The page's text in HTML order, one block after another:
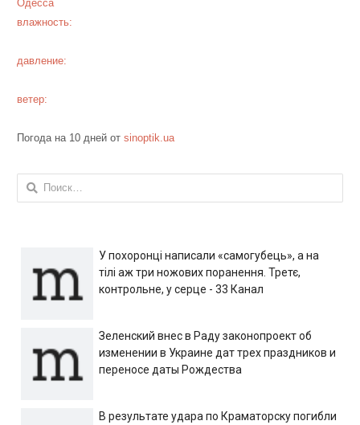
Одесса
влажность:
давление:
ветер:
Погода на 10 дней от sinoptik.ua
Найти:
У похоронці написали «самогубець», а на
тілі аж три ножових поранення. Третє,
контрольне, у серце - 33 Канал
Зеленский внес в Раду законопроект об
изменении в Украине дат трех праздников и
переносе даты Рождества
В результате удара по Краматорску погибли